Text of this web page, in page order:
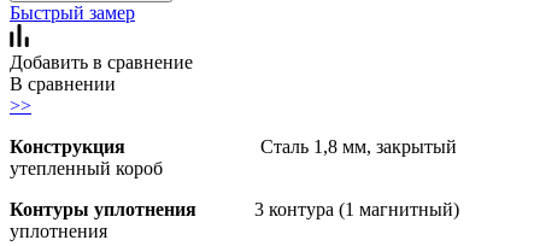
Быстрый замер
Добавить в сравнение
В сравнении
>>
Конструкция Сталь 1,8 мм, закрытый
утепленный короб
Контуры уплотнения 3 контура (1 магнитный)
уплотнения